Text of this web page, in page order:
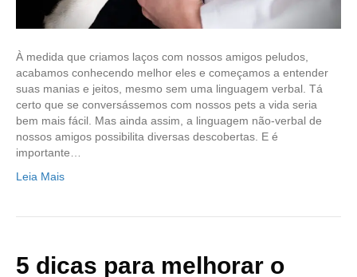
À medida que criamos laços com nossos amigos peludos,
acabamos conhecendo melhor eles e começamos a entender
suas manias e jeitos, mesmo sem uma linguagem verbal. Tá
certo que se conversássemos com nossos pets a vida seria
bem mais fácil. Mas ainda assim, a linguagem não-verbal de
nossos amigos possibilita diversas descobertas. E é
importante…
Leia Mais
5 dicas para melhorar o